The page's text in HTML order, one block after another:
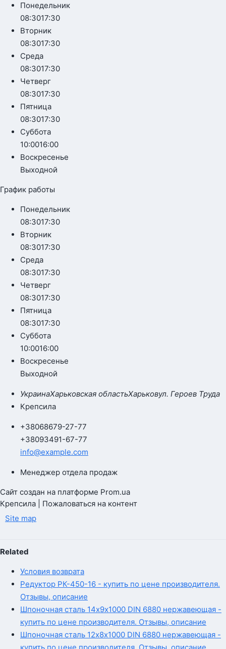
Понедельник
08:3017:30
Вторник
08:3017:30
Среда
08:3017:30
Четверг
08:3017:30
Пятница
08:3017:30
Суббота
10:0016:00
Воскресенье
Выходной
График работы
Понедельник
08:3017:30
Вторник
08:3017:30
Среда
08:3017:30
Четверг
08:3017:30
Пятница
08:3017:30
Суббота
10:0016:00
Воскресенье
Выходной
УкраинаХарьковская областьХарьковул. Героев Труда
Крепсила
+38068679-27-77
+38093491-67-77
info@example.com
Менеджер отдела продаж
Сайт создан на платформе Prom.ua
Крепсила | Пожаловаться на контент
Site map
Related
Условия возврата
Редуктор РК-450-16 - купить по цене производителя.
Отзывы, описание
Шпоночная сталь 14х9х1000 DIN 6880 нержавеющая -
купить по цене производителя. Отзывы, описание
Шпоночная сталь 12х8х1000 DIN 6880 нержавеющая -